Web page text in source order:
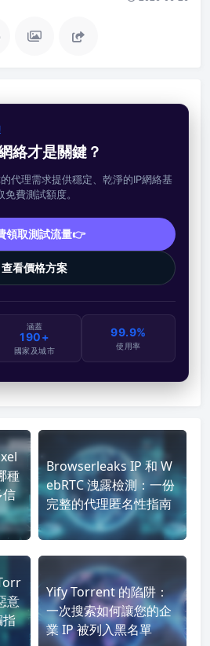
絡才是關鍵？
代理需求提供穩定、乾淨的IP網絡基
費測試額度。
領取測試流量👉
查看價格方案
涵蓋
190+
國家及城市
99.9%
使用率
種
信
Browserleaks IP 和 W
ebRTC 洩露檢測：一份
完整的代理匿名性指南
意
指
Yify Torrent 的陷阱：
一次搜索如何讓您的企
業 IP 被列入黑名單